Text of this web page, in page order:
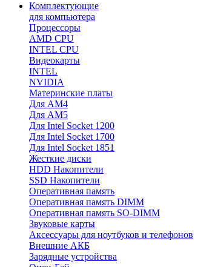
Комплектующие
для компьютера
Процессоры
AMD CPU
INTEL CPU
Видеокарты
INTEL
NVIDIA
Материнские платы
Для AM4
Для AM5
Для Intel Socket 1200
Для Intel Socket 1700
Для Intel Socket 1851
Жесткие диски
HDD Накопители
SSD Накопители
Оперативная память
Оперативная память DIMM
Оперативная память SO-DIMM
Звуковые карты
Аксессуары для ноутбуков и телефонов
Внешние АКБ
Зарядные устройства